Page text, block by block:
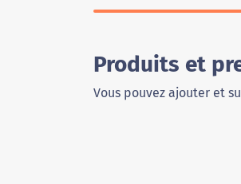
Produits et
Vous pouvez ajouter et